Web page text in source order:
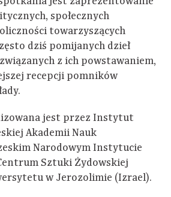
społecznych
towarzyszących
dziś pomijanych dzieł
z ich powstawaniem,
recepcji pomników
jest przez Instytut
Akademii Nauk
Narodowym Instytucie
Sztuki Żydowskiej
w Jerozolimie (Izrael).